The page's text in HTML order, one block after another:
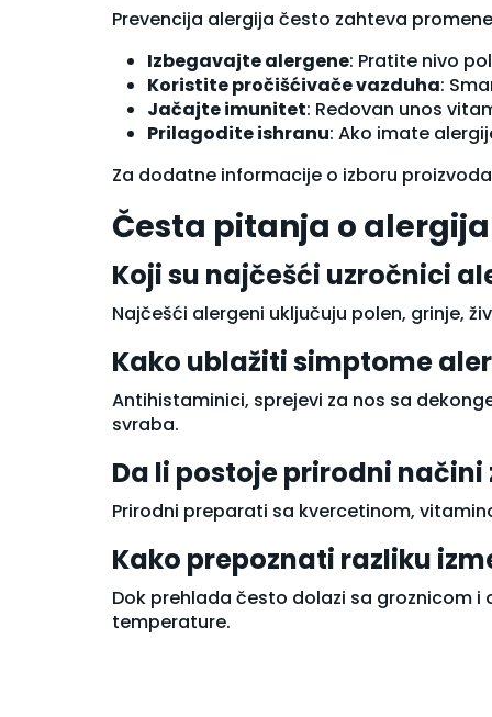
Krema za lice
Maska i piling
Micelarna voda
Nega i hidratacija
Nega predela oko očiju
Noćna krema za lice
Preparati sa hijaluronom
Puderi i tonirane kreme za lice
Serumi i boosteri
Sprej za lice
Termalna voda
Zdravlje kože (suplementi)
Balzam za telo
Brijanje i depilacija
Dezodoransi
Krema za kupanje
Kreme za telo
Kreme za telo i lice
Losioni za telo
Mleko za telo
Nega ruku
Nega stopala
Prevencija alergija često zahteva
Izbegavajte alergene: Pratite nivo
Koristite pročišćivače vazduha:
Jačajte imunitet: Redovan unos
Prilagodite ishranu: Ako imate
Za dodatne informacije o izboru
Česta pitanja o
Koji su najčešći uzročnici
Najčešći alergeni uključuju polen, grinje,
Kako ublažiti simptome
Antihistaminici, sprejevi za nos sa
svraba.
Da li postoje prirodni
Prirodni preparati sa kvercetinom,
Kako prepoznati razliku
Dok prehlada često dolazi sa groznicom
temperature.